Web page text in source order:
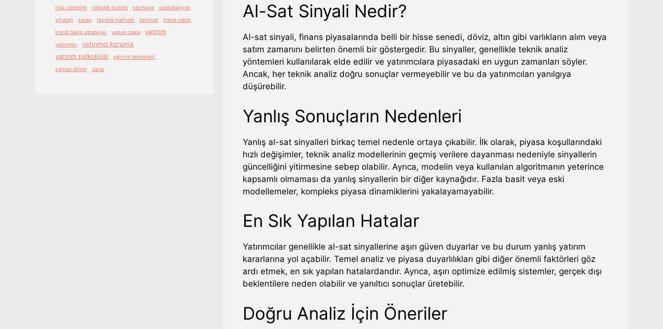
Al-Sat Sinyali Nedir?
Al-sat sinyali, finans piyasalarında belli bir hisse senedi, döviz, altın gibi varlıkların alım veya
satım zamanını belirten önemli bir göstergedir. Bu sinyaller, genellikle teknik analiz
yöntemleri kullanılarak elde edilir ve yatırımcılara piyasadaki en uygun zamanları söyler.
Ancak, her teknik analiz doğru sonuçlar vermeyebilir ve bu da yatırımcıları yanılgıya
düşürebilir.
Yanlış Sonuçların Nedenleri
Yanlış al-sat sinyalleri birkaç temel nedenle ortaya çıkabilir. İlk olarak, piyasa koşullarındaki
hızlı değişimler, teknik analiz modellerinin geçmiş verilere dayanması nedeniyle sinyallerin
güncelliğini yitirmesine sebep olabilir. Ayrıca, modelin veya kullanılan algoritmanın yeterince
kapsamlı olmaması da yanlış sinyallerin bir diğer kaynağıdır. Fazla basit veya eski
modellemeler, kompleks piyasa dinamiklerini yakalayamayabilir.
En Sık Yapılan Hatalar
Yatırımcılar genellikle al-sat sinyallerine aşırı güven duyarlar ve bu durum yanlış yatırım
kararlarına yol açabilir. Temel analiz ve piyasa duyarlılıkları gibi diğer önemli faktörleri göz
ardı etmek, en sık yapılan hatalardandır. Ayrıca, aşırı optimize edilmiş sistemler, gerçek dışı
beklentilere neden olabilir ve yanıltıcı sonuçlar üretebilir.
Doğru Analiz İçin Öneriler
risk yönetimi robotik ticaret sermaye
spekülasyon
strateji
swap taşıma maliyeti teminat
trend takip
trend takip stratejisi
yapay zeka yatırım
yatırımcı
yatırımcı koruma
yatırım psikolojisi
yatırım teknikleri
zaman dilimi
zarar